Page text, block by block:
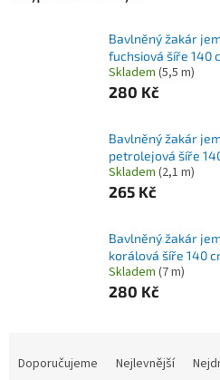
Bavlněný žakár
fuchsiová šíře 140
Skladem (5,5 m)
280 Kč
Bavlněný žakár
petrolejová šíře
Skladem (2,1 m)
265 Kč
Bavlněný žakár
korálová šíře 140
Skladem (7 m)
280 Kč
Doporučujeme Nejlevnější